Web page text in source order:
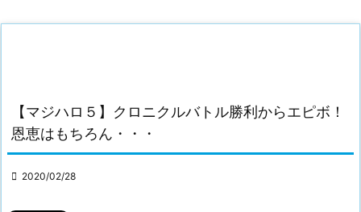
【マジハロ５】クロニクルバトル勝利からエピボ！
恩恵はもちろん・・・
 2020/02/28